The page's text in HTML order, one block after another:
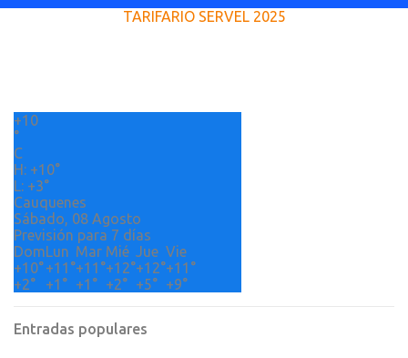
i
s
TARIFARIO SERVEL 2025
+10
°
C
H: +10°
L: +3°
Cauquenes
Sábado, 08 Agosto
Previsión para 7 días
DomLun Mar Mié Jue Vie
+10°+11°+11°+12°+12°+11°
+2° +1° +1° +2° +5° +9°
Entradas populares